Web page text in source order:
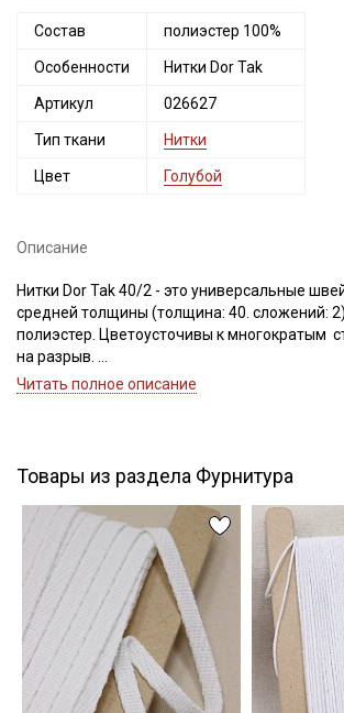
Состав полиэстер 100%
Особенности Нитки Dor Tak
Артикул 026627
Тип ткани Нитки
Цвет Голубой
Описание
Нитки Dor Tak 40/2 - это универсальные
средней толщины (толщина: 40. сложений: 2)
полиэстер. Цветоусточивы к многократым
на разрыв.
Если требуется подбор цвета — наш
Читать полное описание
Товары из раздела Фурнитура
Секретная рассылка от Купава
Мы публикуем здесь
промокоды и скидки до 30%
Электронная почта
Подписаться
Ознакомлен(а) с
данных
данных